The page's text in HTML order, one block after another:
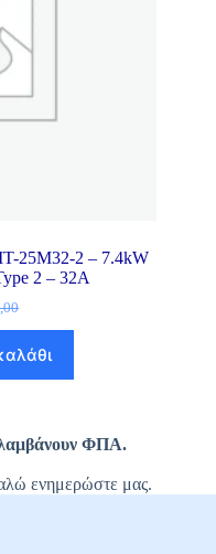
25M32-2 – 7.4kW
2 – 32A
ΦΠΑ.
ενημερώστε μας.